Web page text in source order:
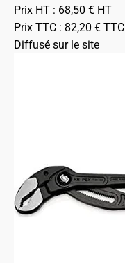
Prix HT : 68,50 € HT
Prix TTC : 82,20 € TTC
Diffusé sur le site